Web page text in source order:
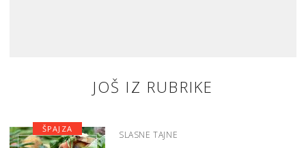
JOŠ IZ RUBRIKE
SLASNE TAJNE
ŠPAJZA